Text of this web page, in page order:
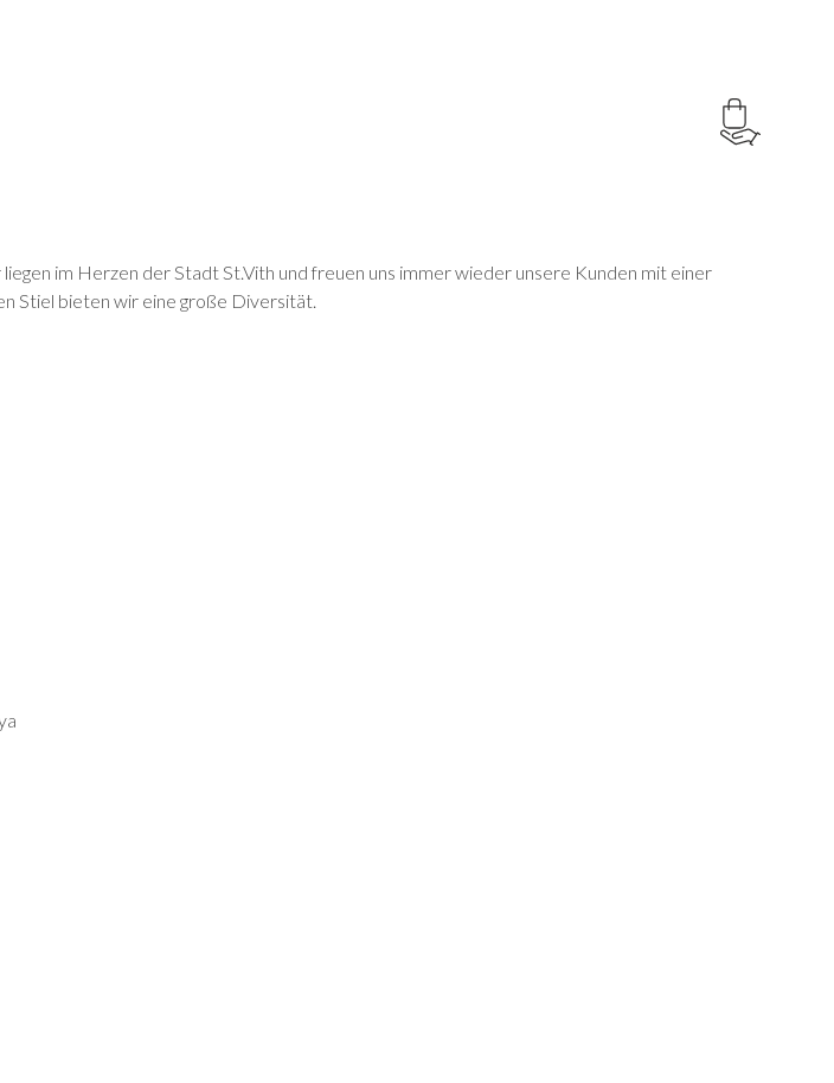
im Herzen der Stadt St.Vith und freuen uns immer wieder unsere Kunden mit einer
Stiel bieten wir eine große Diversität.